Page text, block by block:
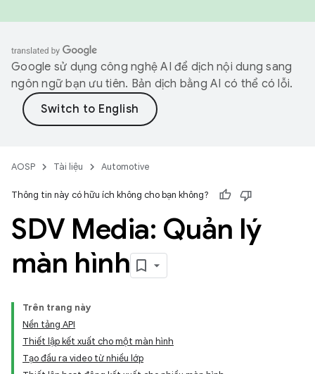
Google sử dụng công nghệ AI để dịch nội dung sang
ngôn ngữ bạn ưu tiên. Bản dịch bằng AI có thể có lỗi.
AOSP Tài liệu Automotive
Thông tin này có hữu ích không cho bạn không?
SDV Media: Quản lý
màn hình
Trên trang này
Nền tảng API
Thiết lập kết xuất cho một màn hình
Tạo đầu ra video từ nhiều lớp